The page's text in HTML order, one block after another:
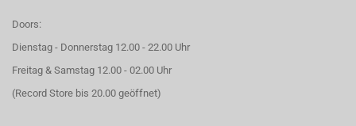
Doors:
Dienstag - Donnerstag 12.00 - 22.00 Uhr
Freitag & Samstag 12.00 - 02.00 Uhr
(Record Store bis 20.00 geöffnet)